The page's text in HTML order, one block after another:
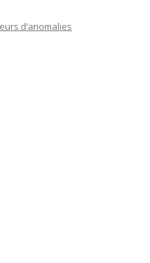
d’anomalies